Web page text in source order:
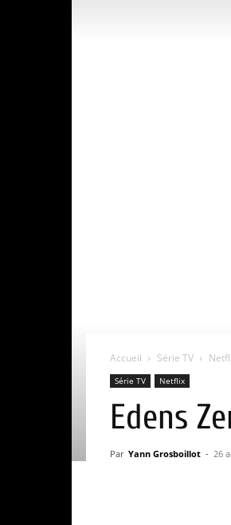
Accueil Série TV
Série TV Netflix
Edens
Par Yann Grosboillot - 26